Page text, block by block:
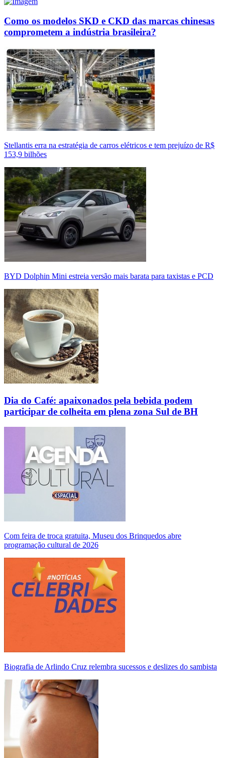
Como os modelos SKD e CKD das marcas chinesas
comprometem a indústria brasileira?
Stellantis erra na estratégia de carros elétricos e tem prejuízo de R$
153,9 bilhões
BYD Dolphin Mini estreia versão mais barata para taxistas e PCD
Dia do Café: apaixonados pela bebida podem
participar de colheita em plena zona Sul de BH
Com feira de troca gratuita, Museu dos Brinquedos abre
programação cultural de 2026
Biografia de Arlindo Cruz relembra sucessos e deslizes do sambista